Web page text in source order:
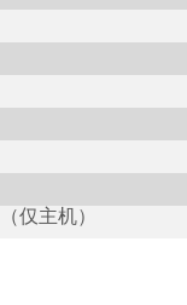
（仅主机）